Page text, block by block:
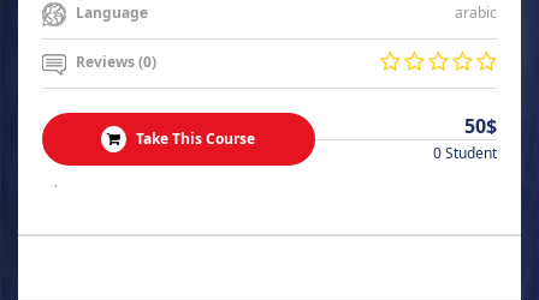
Language arabic
Reviews (0)
Take This Course 50$
0 Student
.